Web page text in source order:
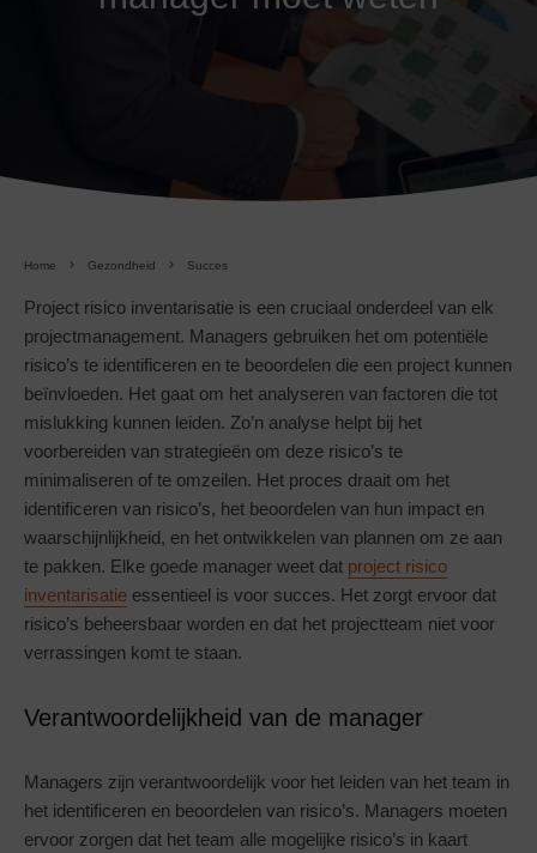
Home Gezondheid Succes
Project risico inventarisatie is een cruciaal onderdeel van elk
projectmanagement. Managers gebruiken het om potentiële
risico’s te identificeren en te beoordelen die een project kunnen
beïnvloeden. Het gaat om het analyseren van factoren die tot
mislukking kunnen leiden. Zo’n analyse helpt bij het
voorbereiden van strategieën om deze risico’s te
minimaliseren of te omzeilen. Het proces draait om het
identificeren van risico’s, het beoordelen van hun impact en
waarschijnlijkheid, en het ontwikkelen van plannen om ze aan
te pakken. Elke goede manager weet dat project risico
inventarisatie essentieel is voor succes. Het zorgt ervoor dat
risico’s beheersbaar worden en dat het projectteam niet voor
verrassingen komt te staan.
Verantwoordelijkheid van de manager
Managers zijn verantwoordelijk voor het leiden van het team in
het identificeren en beoordelen van risico’s. Managers moeten
ervoor zorgen dat het team alle mogelijke risico’s in kaart